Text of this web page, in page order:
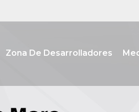
Zona De Desarrolladores